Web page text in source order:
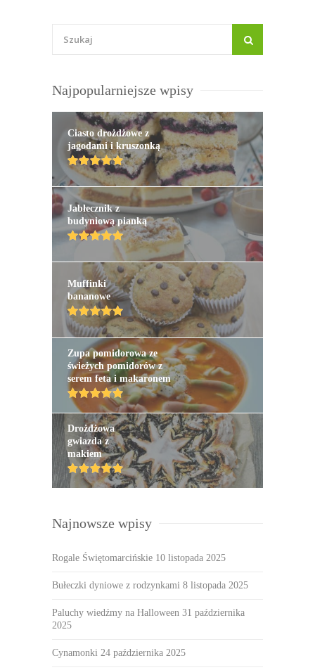
Najpopularniejsze wpisy
Ciasto drożdżowe z
jagodami i kruszonką
Jabłecznik z
budyniową pianką
Muffinki
bananowe
Zupa pomidorowa ze
świeżych pomidorów z
serem feta i makaronem
Drożdżowa
gwiazda z
makiem
Najnowsze wpisy
Rogale Świętomarcińskie 10 listopada 2025
Bułeczki dyniowe z rodzynkami 8 listopada 2025
Paluchy wiedźmy na Halloween 31 października
2025
Cynamonki 24 października 2025